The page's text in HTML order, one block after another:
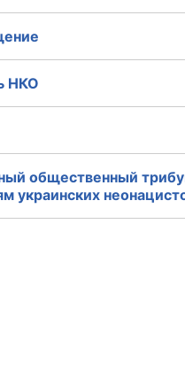
НКО
общественный
украинских